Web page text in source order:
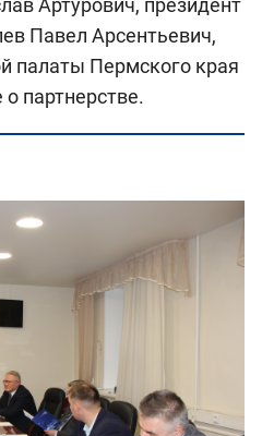
Артурович, президент
Павел Арсентьевич,
палаты Пермского края
партнерстве.